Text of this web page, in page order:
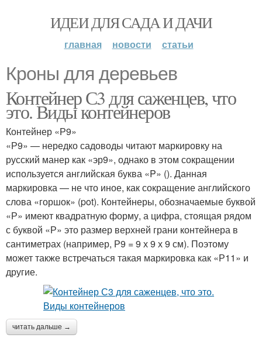
ИДЕИ ДЛЯ САДА И ДАЧИ
главная новости статьи
Кроны для деревьев
Контейнер С3 для саженцев, что
это. Виды контейнеров
Контейнер «Р9»
«Р9» — нередко садоводы читают маркировку на
русский манер как «эр9», однако в этом сокращении
используется английская буква «P» (). Данная
маркировка — не что иное, как сокращение английского
слова «горшок» (pot). Контейнеры, обозначаемые буквой
«Р» имеют квадратную форму, а цифра, стоящая рядом
с буквой «Р» это размер верхней грани контейнера в
сантиметрах (например, Р9 = 9 х 9 х 9 см). Поэтому
может также встречаться такая маркировка как «Р11» и
другие.
читать дальше →